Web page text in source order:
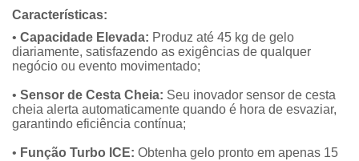
Características:
• Capacidade Elevada: Produz até 45 kg de gelo
diariamente, satisfazendo as exigências de qualquer
negócio ou evento movimentado;
• Sensor de Cesta Cheia: Seu inovador sensor de cesta
cheia alerta automaticamente quando é hora de esvaziar,
garantindo eficiência contínua;
• Função Turbo ICE: Obtenha gelo pronto em apenas 15